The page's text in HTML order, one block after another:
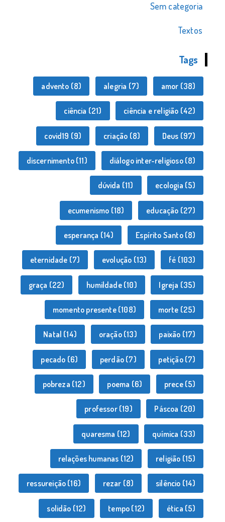
Sem categoria
Textos
Tags
advento (8) alegria (7) amor (38)
ciência (21) ciência e religião (42)
covid19 (9) criação (8) Deus (97)
discernimento(11) diálogo inter-religioso(8)
dúvida (11) ecologia (5)
ecumenismo (18) educação (27)
esperança (14) Espírito Santo(8)
eternidade (7) evolução (13) fé (103)
graça (22) humildade(10) Igreja (35)
momento presente(108) morte (25)
Natal (14) oração(13) paixão (17)
pecado (6) perdão(7) petição(7)
pobreza (12) poema (6) prece(5)
professor(19) Páscoa (20)
quaresma (12) química (33)
relações humanas (12) religião (15)
ressureição (16) rezar (8) silêncio (14)
solidão (12) tempo (12) ética (5)